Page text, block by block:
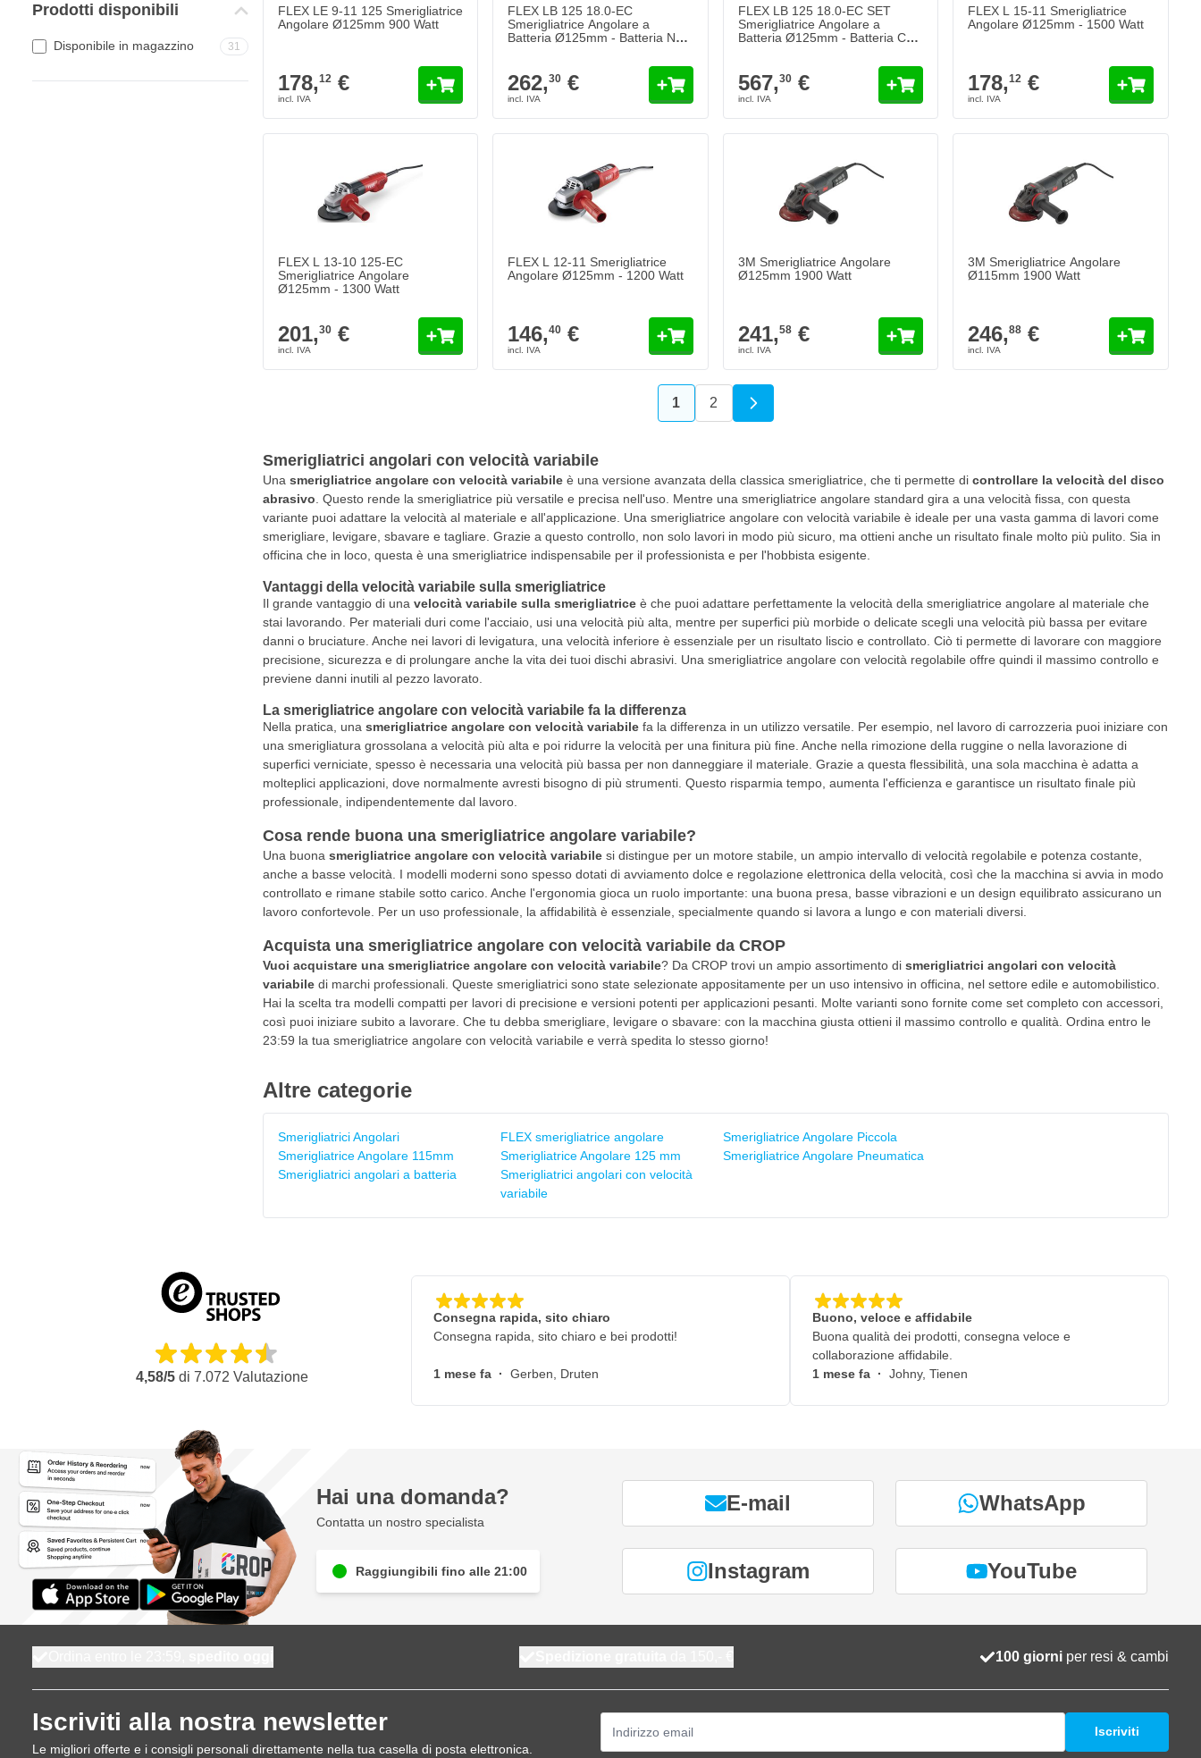
Prodotti disponibili
Disponibile in magazzino 31
FLEX LE 9-11 125 Smerigliatrice
Angolare Ø125mm 900 Watt
178,12€
FLEX LB 125 18.0-EC
Smerigliatrice Angolare a
Batteria Ø125mm - Batteria Non
262,30 €
FLEX LB 125 18.0-EC SET
Smerigliatrice Angolare a
Batteria Ø125mm - Batteria Con
567,30€
FLEX L 15-11 Smerigliatrice
Angolare Ø125mm - 1500 Watt
178,12 €
FLEX L 13-10 125-EC
Smerigliatrice Angolare
Ø125mm - 1300 Watt
201,30€
FLEX L 12-11 Smerigliatrice
Angolare Ø125mm - 1200 Watt
146,40 €
3M Smerigliatrice Angolare
Ø125mm 1900 Watt
241,58€
3M Smerigliatrice Angolare
Ø115mm 1900 Watt
246,88 €
Attualmente stai leggendo la pagina
1 Pagina
2
Smerigliatrici angolari con velocità variabile
Una smerigliatrice angolare con velocità variabileè una versione avanzata della classica smerigliatrice, che ti permette di controllare la velocità del disco
abrasivo . Questo rende la smerigliatrice più versatile e precisa nell'uso. Mentre una smerigliatrice angolare standard gira a una velocità fissa, con questa
variante puoi adattare la velocità al materiale e all'applicazione. Una smerigliatrice angolare con velocità variabile è ideale per una vasta gamma di lavori come
smerigliare, levigare, sbavare e tagliare. Grazie a questo controllo, non solo lavori in modo più sicuro, ma ottieni anche un risultato finale molto più pulito. Sia in
officina che in loco, questa è una smerigliatrice indispensabile per il professionista e per l'hobbista esigente.
Vantaggi della velocità variabile sulla smerigliatrice
Il grande vantaggio di una velocità variabile sulla smerigliatriceè che puoi adattare perfettamente la velocità della smerigliatrice angolare al materiale che
stai lavorando. Per materiali duri come l'acciaio, usi una velocità più alta, mentre per superfici più morbide o delicate scegli una velocità più bassa per evitare
danni o bruciature. Anche nei lavori di levigatura, una velocità inferiore è essenziale per un risultato liscio e controllato. Ciò ti permette di lavorare con maggiore
precisione, sicurezza e di prolungare anche la vita dei tuoi dischi abrasivi. Una smerigliatrice angolare con velocità regolabile offre quindi il massimo controllo e
previene danni inutili al pezzo lavorato.
La smerigliatrice angolare con velocità variabile fa la differenza
Nella pratica, una smerigliatrice angolare con velocità variabilefa la differenza in un utilizzo versatile. Per esempio, nel lavoro di carrozzeria puoi iniziare con
una smerigliatura grossolana a velocità più alta e poi ridurre la velocità per una finitura più fine. Anche nella rimozione della ruggine o nella lavorazione di
superfici verniciate, spesso è necessaria una velocità più bassa per non danneggiare il materiale. Grazie a questa flessibilità, una sola macchina è adatta a
molteplici applicazioni, dove normalmente avresti bisogno di più strumenti. Questo risparmia tempo, aumenta l'efficienza e garantisce un risultato finale più
professionale, indipendentemente dal lavoro.
Cosa rende buona una smerigliatrice angolare variabile?
Una buona smerigliatrice angolare con velocità variabilesi distingue per un motore stabile, un ampio intervallo di velocità regolabile e potenza costante,
anche a basse velocità. I modelli moderni sono spesso dotati di avviamento dolce e regolazione elettronica della velocità, così che la macchina si avvia in modo
controllato e rimane stabile sotto carico. Anche l'ergonomia gioca un ruolo importante: una buona presa, basse vibrazioni e un design equilibrato assicurano un
lavoro confortevole. Per un uso professionale, la affidabilità è essenziale, specialmente quando si lavora a lungo e con materiali diversi.
Acquista una smerigliatrice angolare con velocità variabile da CROP
Vuoi acquistare una smerigliatrice angolare con velocità variabile? Da CROP trovi un ampio assortimento di smerigliatrici angolari con velocità
variabiledi marchi professionali. Queste smerigliatrici sono state selezionate appositamente per un uso intensivo in officina, nel settore edile e automobilistico.
Hai la scelta tra modelli compatti per lavori di precisione e versioni potenti per applicazioni pesanti. Molte varianti sono fornite come set completo con accessori,
così puoi iniziare subito a lavorare. Che tu debba smerigliare, levigare o sbavare: con la macchina giusta ottieni il massimo controllo e qualità. Ordina entro le
23:59 la tua smerigliatrice angolare con velocità variabile e verrà spedita lo stesso giorno!
Altre categorie
Smerigliatrici Angolari
Smerigliatrice Angolare 115mm
Smerigliatrici angolari a batteria
FLEX smerigliatrice angolare
Smerigliatrice Angolare 125 mm
Smerigliatrici angolari con velocità
variabile
Smerigliatrice Angolare Piccola
Smerigliatrice Angolare Pneumatica
4,58/5di 7.072 Valutazione
Consegna rapida, sito chiaro
Consegna rapida, sito chiaro e bei prodotti!
1 mese fa · Gerben, Druten
Buono, veloce e affidabile
Buona qualità dei prodotti, consegna veloce e
collaborazione affidabile.
1 mese fa · Johny, Tienen
Hai una domanda?
Contatta un nostro specialista
Raggiungibili fino alle 21:00
E-mail WhatsApp
Instagram YouTube
100 giorni per resi & cambi
Iscriviti alla nostra newsletter
Le migliori offerte e i consigli personali direttamente nella tua casella di posta elettronica.
Iscriviti